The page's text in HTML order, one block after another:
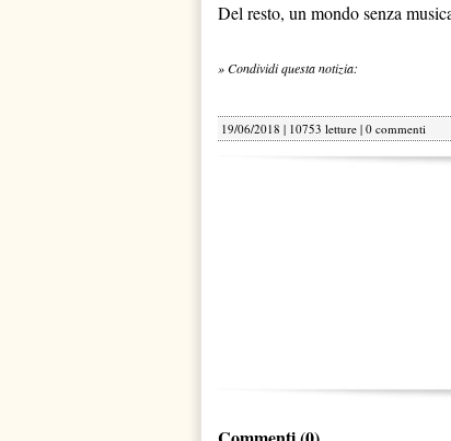
Del resto, un mondo senza
» Condividi questa notizia:
19/06/2018 | 10753 letture | 0 commenti